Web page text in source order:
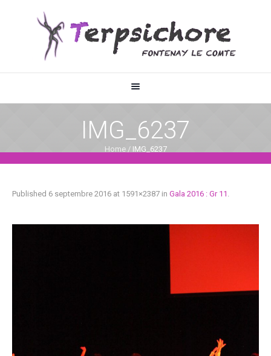
IMG_6237
Home / IMG_6237
Published 6 septembre 2016 at 1591×2387 in Gala 2016 : Gr 11 .